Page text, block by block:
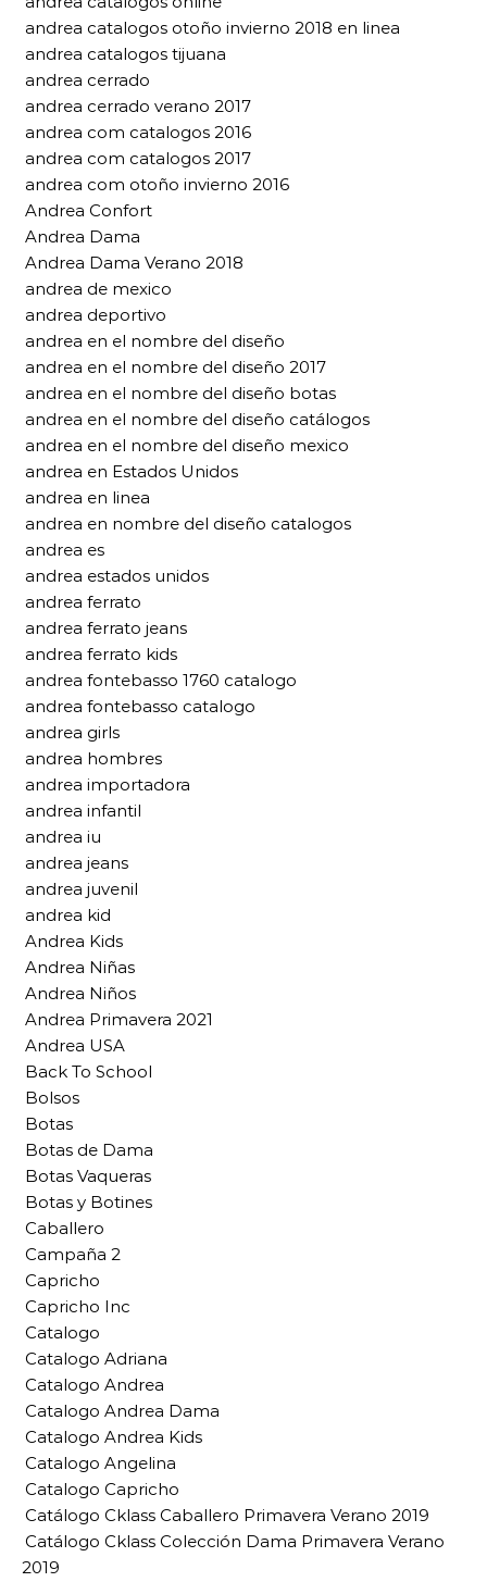
andrea catalogos otoño invierno 2018 en linea
andrea catalogos tijuana
andrea cerrado
andrea cerrado verano 2017
andrea com catalogos 2016
andrea com catalogos 2017
andrea com otoño invierno 2016
Andrea Confort
Andrea Dama
Andrea Dama Verano 2018
andrea de mexico
andrea deportivo
andrea en el nombre del diseño
andrea en el nombre del diseño 2017
andrea en el nombre del diseño botas
andrea en el nombre del diseño catálogos
andrea en el nombre del diseño mexico
andrea en Estados Unidos
andrea en linea
andrea en nombre del diseño catalogos
andrea es
andrea estados unidos
andrea ferrato
andrea ferrato jeans
andrea ferrato kids
andrea fontebasso 1760 catalogo
andrea fontebasso catalogo
andrea girls
andrea hombres
andrea importadora
andrea infantil
andrea iu
andrea jeans
andrea juvenil
andrea kid
Andrea Kids
Andrea Niñas
Andrea Niños
Andrea Primavera 2021
Andrea USA
Back To School
Bolsos
Botas
Botas de Dama
Botas Vaqueras
Botas y Botines
Caballero
Campaña 2
Capricho
Capricho Inc
Catalogo
Catalogo Adriana
Catalogo Andrea
Catalogo Andrea Dama
Catalogo Andrea Kids
Catalogo Angelina
Catalogo Capricho
Catálogo Cklass Caballero Primavera Verano 2019
Catálogo Cklass Colección Dama Primavera Verano
2019